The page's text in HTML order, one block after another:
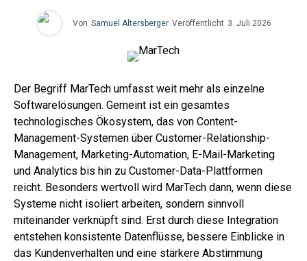
Von Samuel Altersberger Veröffentlicht 3. Juli 2026
Der Begriff MarTech umfasst weit mehr als einzelne
Softwarelösungen. Gemeint ist ein gesamtes
technologisches Ökosystem, das von Content-
Management-Systemen über Customer-Relationship-
Management, Marketing-Automation, E-Mail-Marketing
und Analytics bis hin zu Customer-Data-Plattformen
reicht. Besonders wertvoll wird MarTech dann, wenn diese
Systeme nicht isoliert arbeiten, sondern sinnvoll
miteinander verknüpft sind. Erst durch diese Integration
entstehen konsistente Datenflüsse, bessere Einblicke in
das Kundenverhalten und eine stärkere Abstimmung